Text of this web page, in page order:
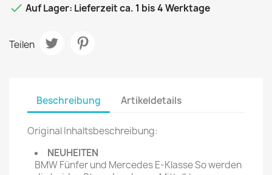
 Auf Lager: Lieferzeit ca. 1 bis 4 Werktage
Teilen
Beschreibung Artikeldetails
Original Inhaltsbeschreibung:
NEUHEITEN
BMW Fünfer und Mercedes E-Klasse So werden